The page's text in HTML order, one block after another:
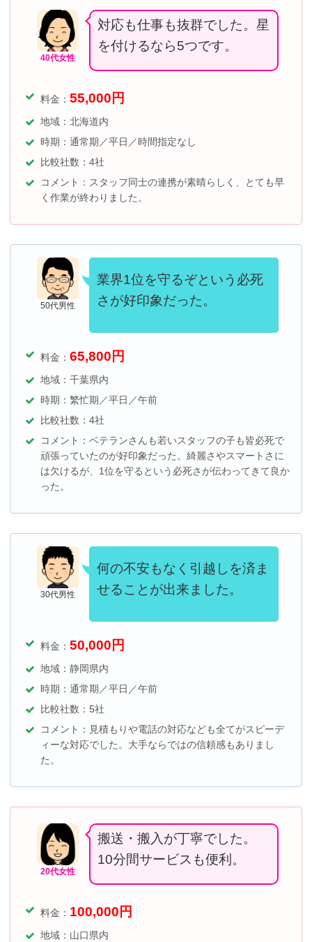
40代女性
対応も仕事も抜群でした。星
を付けるなら5つです。
料金： 55,000 円
地域：北海道内
時期：通常期／平日／時間指定なし
比較社数：4社
コメント：スタッフ同士の連携が素晴らしく、とても早
く作業が終わりました。
50代男性
業界1位を守るぞという必死
さが好印象だった。
料金： 65,800 円
地域：千葉県内
時期：繁忙期／平日／午前
比較社数：4社
コメント：ベテランさんも若いスタッフの子も皆必死で
頑張っていたのが好印象だった。綺麗さやスマートさに
は欠けるが、1位を守るという必死さが伝わってきて良か
った。
30代男性
何の不安もなく引越しを済ま
せることが出来ました。
料金： 50,000 円
地域：静岡県内
時期： 通常期／平日／午前
比較社数：5社
コメント：見積もりや電話の対応なども全てがスピーデ
ィーな対応でした。大手ならではの信頼感もありまし
た。
20代女性
搬送・搬入が丁寧でした。
10分間サービスも便利。
料金： 100,000 円
地域：山口県内